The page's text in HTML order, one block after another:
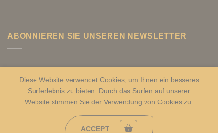
ABONNIEREN SIE UNSEREN NEWSLETTER
Diese Website verwendet Cookies, um Ihnen ein besseres
Surferlebnis zu bieten. Durch das Surfen auf unserer
Website stimmen Sie der Verwendung von Cookies zu.
ACCEPT